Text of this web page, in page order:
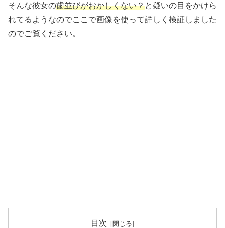
そんな彼女の歯並びがおかしくない？と疑いの目をかけら
れてるようなのでここで画像を使って詳しく検証しました
のでご覧ください。
目次